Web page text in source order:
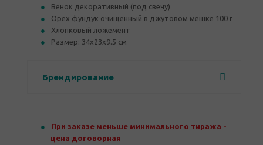
Венок декоративный (под свечу)
Орех фундук очищенный в джутовом мешке 100 г
Хлопковый ложемент
Размер: 34х23х9.5 см
Брендирование
При заказе меньше минимального тиража -
цена договорная